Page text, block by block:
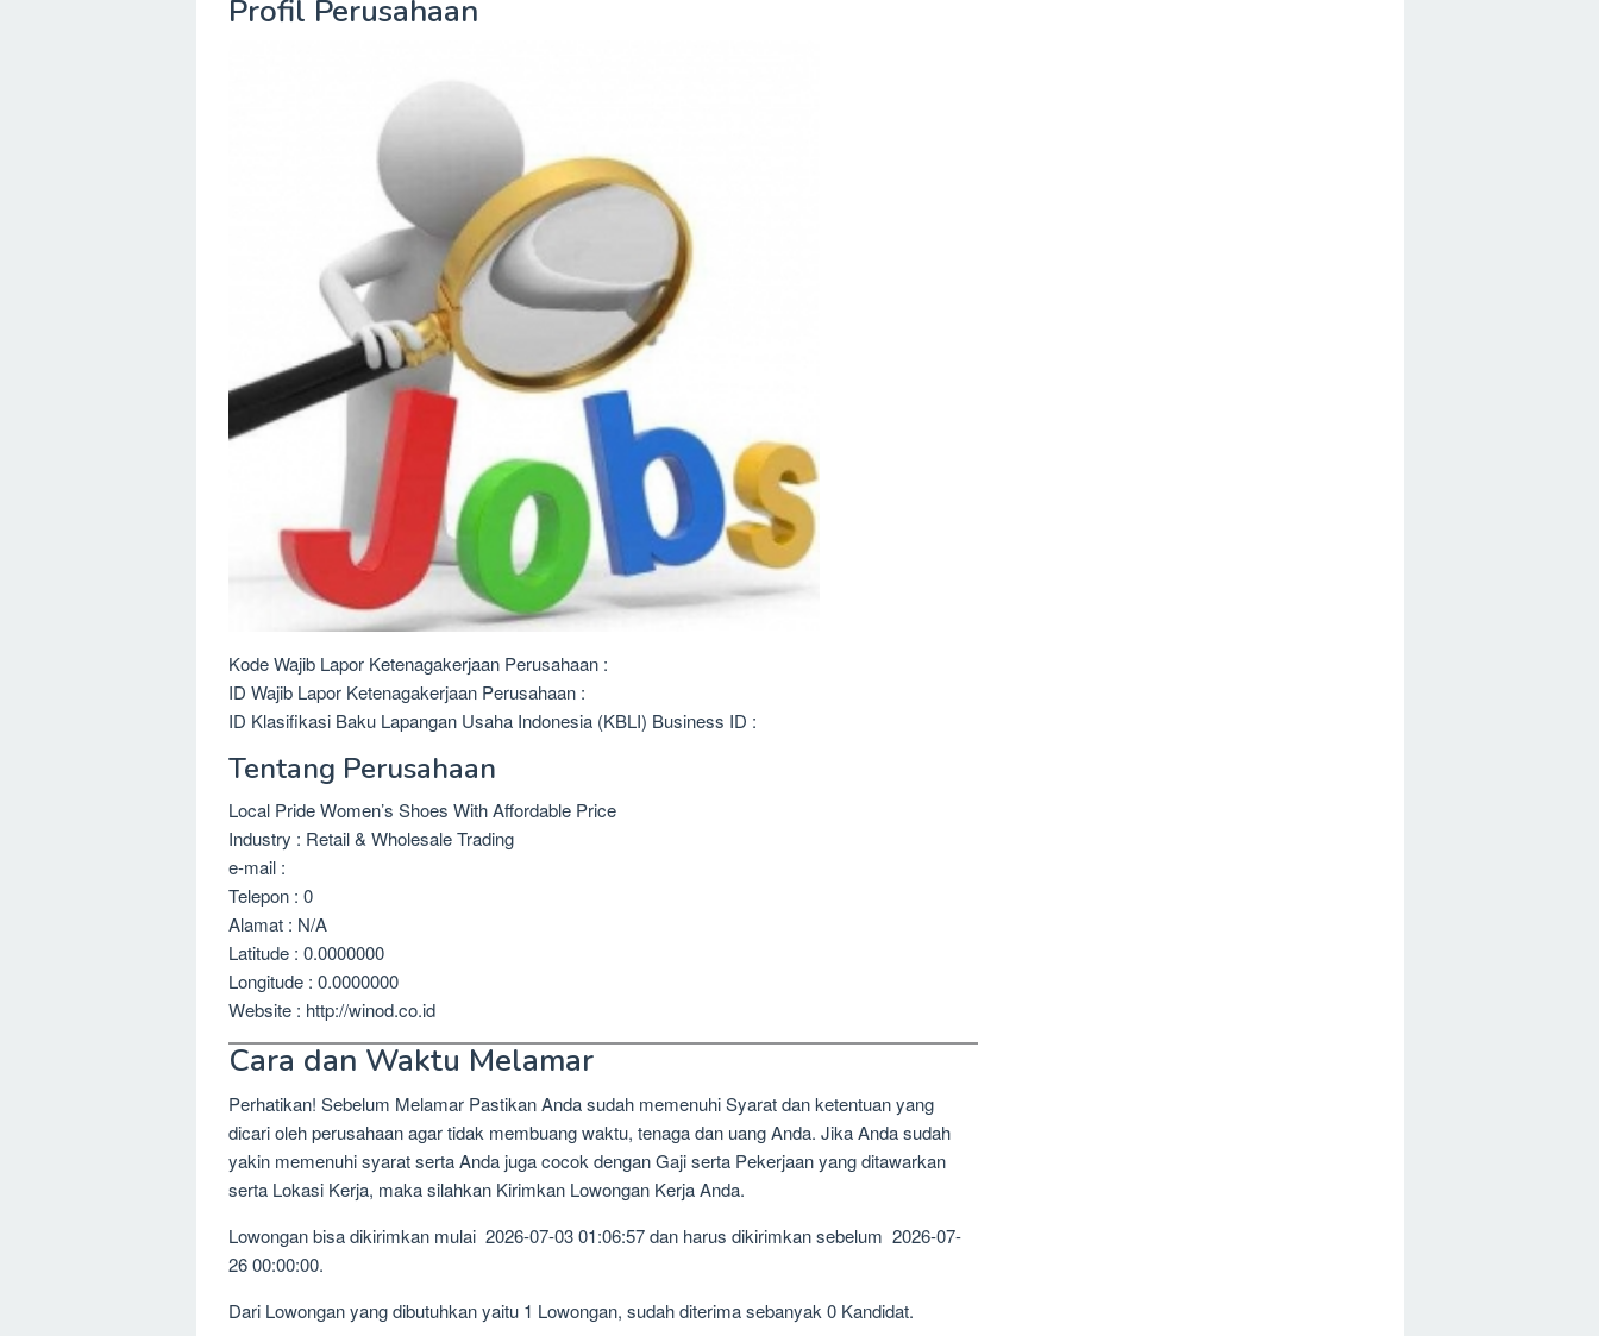
Profil Perusahaan
Kode Wajib Lapor Ketenagakerjaan Perusahaan :
ID Wajib Lapor Ketenagakerjaan Perusahaan :
ID Klasifikasi Baku Lapangan Usaha Indonesia (KBLI) Business ID :
Tentang Perusahaan
Local Pride Women’s Shoes With Affordable Price
Industry : Retail & Wholesale Trading
e-mail :
Telepon : 0
Alamat : N/A
Latitude : 0.0000000
Longitude : 0.0000000
Website : http://winod.co.id
Cara dan Waktu Melamar
Perhatikan! Sebelum Melamar Pastikan Anda sudah memenuhi Syarat dan ketentuan yang
dicari oleh perusahaan agar tidak membuang waktu, tenaga dan uang Anda. Jika Anda sudah
yakin memenuhi syarat serta Anda juga cocok dengan Gaji serta Pekerjaan yang ditawarkan
serta Lokasi Kerja, maka silahkan Kirimkan Lowongan Kerja Anda.
Lowongan bisa dikirimkan mulai 2026-07-03 01:06:57 dan harus dikirimkan sebelum 2026-07-
26 00:00:00.
Dari Lowongan yang dibutuhkan yaitu 1 Lowongan, sudah diterima sebanyak 0 Kandidat.